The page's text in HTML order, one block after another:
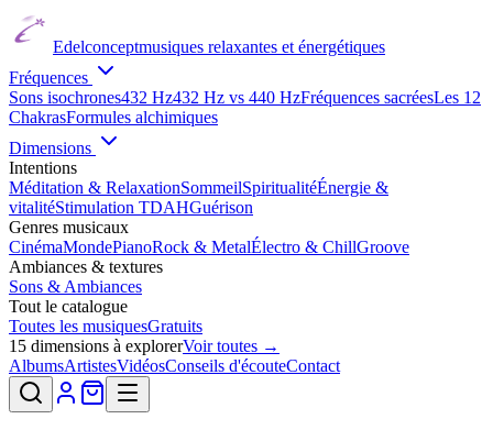
Edelconceptmusiques relaxantes et énergétiques
Fréquences
Sons isochrones432 Hz432 Hz vs 440 HzFréquences sacréesLes 12
ChakrasFormules alchimiques
Dimensions
Intentions
Méditation & RelaxationSommeilSpiritualitéÉnergie &
vitalitéStimulation TDAHGuérison
Genres musicaux
CinémaMondePianoRock & MetalÉlectro & ChillGroove
Ambiances & textures
Sons & Ambiances
Tout le catalogue
Toutes les musiquesGratuits
15 dimensions à explorerVoir toutes →
AlbumsArtistesVidéosConseils d'écouteContact